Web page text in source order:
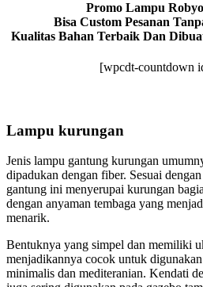
Promo Lampu
Bisa Custom Pesanan
Kualitas Bahan Terbaik Dan
[wpcdt-countdown
Lampu kurungan
Jenis lampu gantung kurungan
dipadukan dengan fiber. Sesuai
gantung ini menyerupai kurungan
dengan anyaman tembaga yang
menarik.
Bentuknya yang simpel dan memiliki
menjadikannya cocok untuk
minimalis dan mediteranian. Kendati